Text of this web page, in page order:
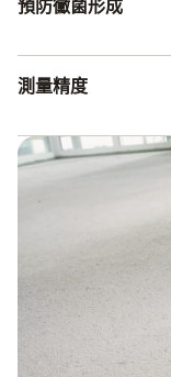
的生成。 2.無線：
水性能。 4. 經由外
預防黴菌形成
儀的表面濕度功能
測量精度
整個通風和環境技
中就規定，通風技
請注意使用高度
準的量測結果。